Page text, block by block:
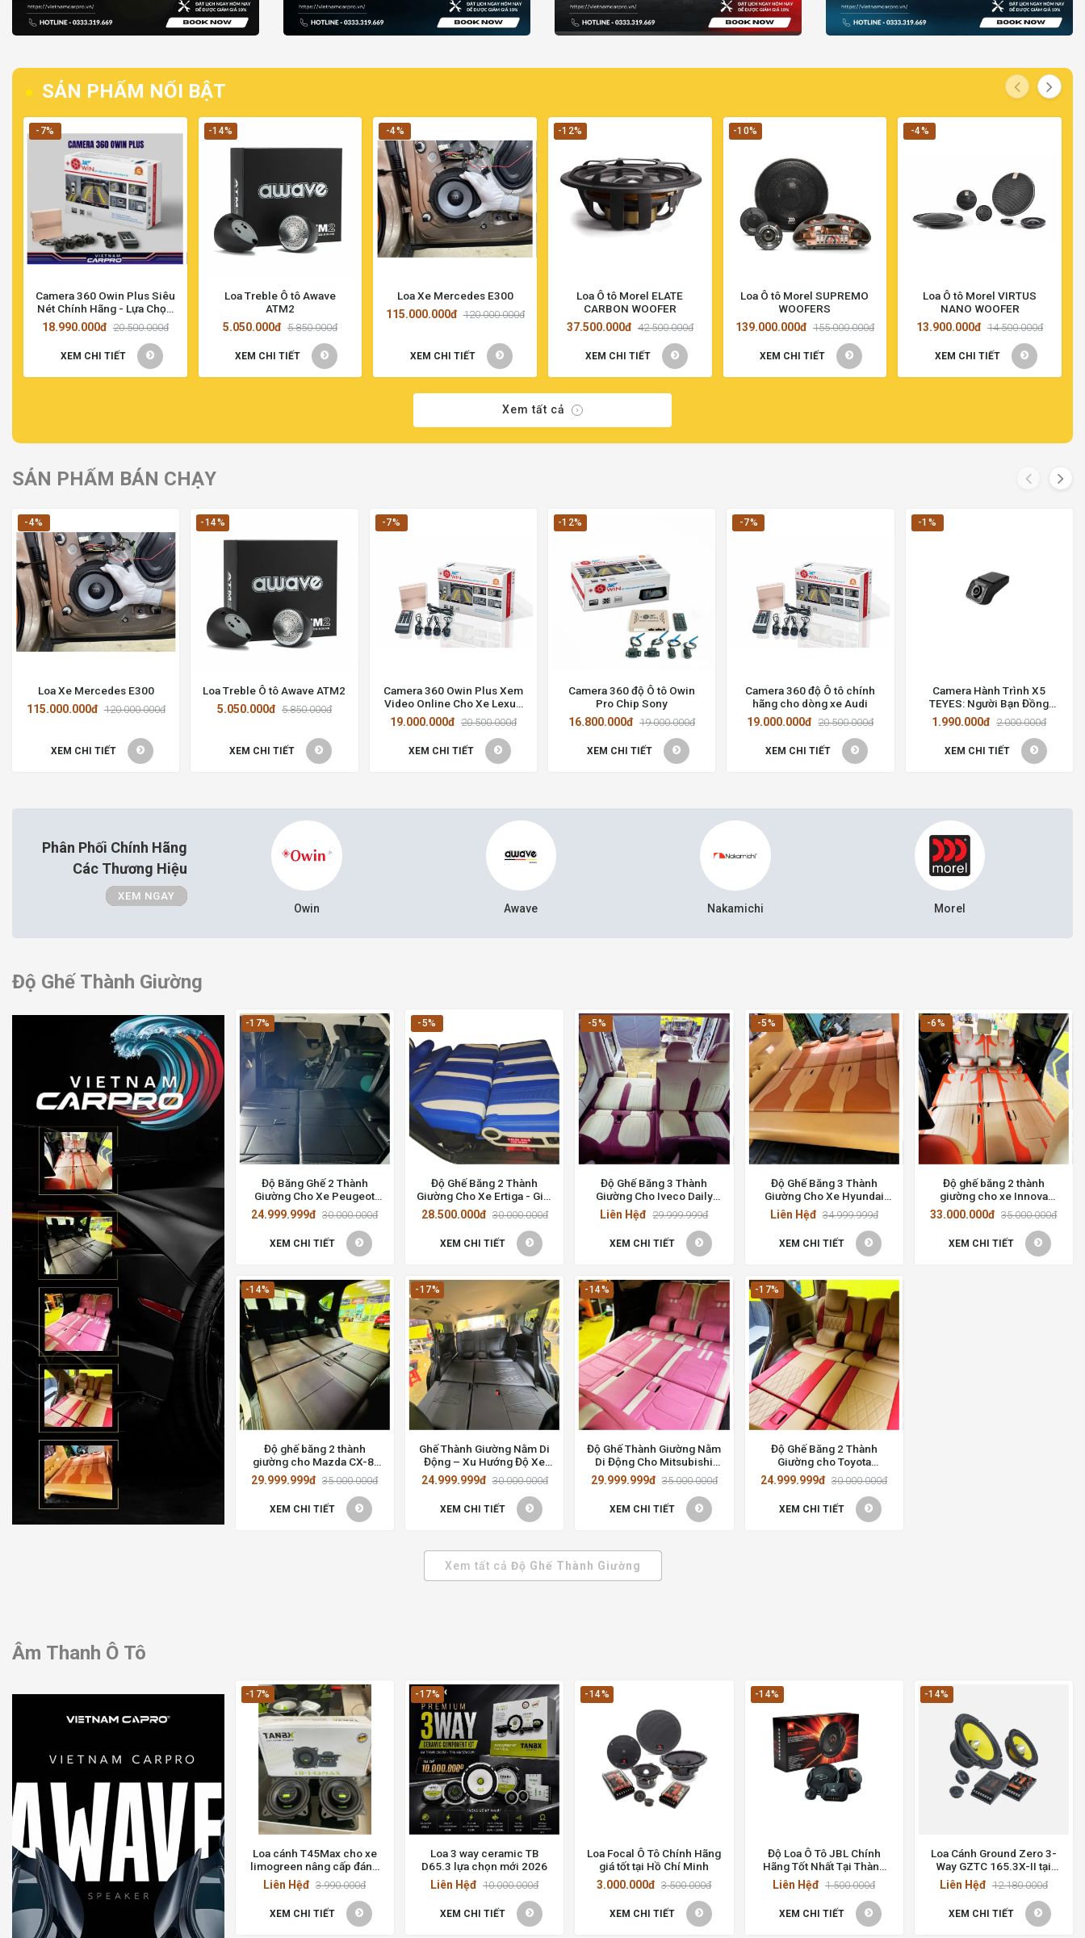
SẢN PHẨM NỔI BẬT
-7%
Camera 360 Owin Plus Siêu
Nét Chính Hãng - Lựa Chọn
Hoàn Hảo Cho Xe Hơi Tại
TP.HCM
18.990.000đ 20.500.000đ
XEM CHI TIẾT
-14%
Loa Treble Ô tô Awave
ATM2
5.050.000đ 5.850.000đ
XEM CHI TIẾT
-4%
Loa Xe Mercedes E300
115.000.000đ 120.000.000đ
XEM CHI TIẾT
-12%
Loa Ô tô Morel ELATE
CARBON WOOFER
37.500.000đ 42.500.000đ
XEM CHI TIẾT
-10%
Loa Ô tô Morel SUPREMO
WOOFERS
139.000.000đ 155.000.000đ
XEM CHI TIẾT
-4%
Loa Ô tô Morel VIRTUS
NANO WOOFER
13.900.000đ 14.500.000đ
XEM CHI TIẾT
Xem tất cả
SẢN PHẨM BÁN CHẠY
-4%
Loa Xe Mercedes E300
115.000.000đ 120.000.000đ
XEM CHI TIẾT
-14%
Loa Treble Ô tô Awave ATM2
5.050.000đ 5.850.000đ
XEM CHI TIẾT
-7%
Camera 360 Owin Plus Xem
Video Online Cho Xe Lexus
GX460
19.000.000đ 20.500.000đ
XEM CHI TIẾT
-12%
Camera 360 độ Ô tô Owin
Pro Chip Sony
16.800.000đ 19.000.000đ
XEM CHI TIẾT
-7%
Camera 360 độ Ô tô chính
hãng cho dòng xe Audi
19.000.000đ 20.500.000đ
XEM CHI TIẾT
-1%
Camera Hành Trình X5
TEYES: Người Bạn Đồng
Hành Tin Cậy Trên Mọi Hành
Trình
1.990.000đ 2.000.000đ
XEM CHI TIẾT
Phân Phối Chính Hãng
Các Thương Hiệu
XEM NGAY
Owin Awave Nakamichi Morel
Độ Ghế Thành Giường
-17%
Độ Băng Ghế 2 Thành
Giường Cho Xe Peugeot
5008 Giá Rẻ Nhất Tại Hồ
Chí Minh
24.999.999đ 30.000.000đ
XEM CHI TIẾT
-5%
Độ Ghế Băng 2 Thành
Giường Cho Xe Ertiga - Giải
Pháp Tiện Ích Cho Gia Đình
Việt
28.500.000đ 30.000.000đ
XEM CHI TIẾT
-5%
Độ Ghế Băng 3 Thành
Giường Cho Iveco Daily
Plus duy nhất tại Thành
Phố Hồ Chí Minh
Liên Hệđ 29.999.999đ
XEM CHI TIẾT
-5%
Độ Ghế Băng 3 Thành
Giường Cho Xe Hyundai
Starex – Giải Pháp Tiện Ích
và Sang Trọng
Liên Hệđ 34.999.999đ
XEM CHI TIẾT
-6%
Độ ghế băng 2 thành
giường cho xe Innova
2020 tốt nhất tại Thành
Phố Hồ Chí Minh
33.000.000đ 35.000.000đ
XEM CHI TIẾT
-14%
Độ ghế băng 2 thành
giường cho Mazda CX-8:
Giải pháp tối ưu cho gia
đình
29.999.999đ 35.000.000đ
XEM CHI TIẾT
-17%
Ghế Thành Giường Nằm Di
Động – Xu Hướng Độ Xe
Tại Thành Phố Hồ Chí
Minh
24.999.999đ 30.000.000đ
XEM CHI TIẾT
-14%
Độ Ghế Thành Giường Nằm
Di Động Cho Mitsubishi
Xpander 2020
29.999.999đ 35.000.000đ
XEM CHI TIẾT
-17%
Độ Ghế Băng 2 Thành
Giường cho Toyota
Fortuner 2016
24.999.999đ 30.000.000đ
XEM CHI TIẾT
Xem tất cả Độ Ghế Thành Giường
Âm Thanh Ô Tô
-17%
Loa cánh T45Max cho xe
limogreen nâng cấp đáng
giá
Liên Hệđ 3.990.000đ
XEM CHI TIẾT
-17%
Loa 3 way ceramic TB
D65.3 lựa chọn mới 2026
Liên Hệđ 10.000.000đ
XEM CHI TIẾT
-14%
Loa Focal Ô Tô Chính Hãng
giá tốt tại Hồ Chí Minh
3.000.000đ 3.500.000đ
XEM CHI TIẾT
-14%
Độ Loa Ô Tô JBL Chính
Hãng Tốt Nhất Tại Thành
Phố Hồ Chí Minh
Liên Hệđ 1.500.000đ
XEM CHI TIẾT
-14%
Loa Cánh Ground Zero 3-
Way GZTC 165.3X-II tại
VietnamCarpro
Liên Hệđ 12.180.000đ
XEM CHI TIẾT